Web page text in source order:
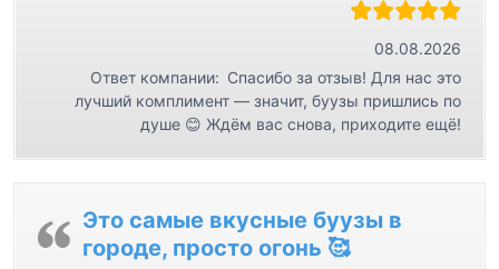
с
я
08.08.2026
Ответ компании: Спасибо за отзыв! Для нас это
лучший комплимент — значит, буузы пришлись по
душе 😊 Ждём вас снова, приходите ещё!
Это самые вкусные буузы в
городе, просто огонь 🥰